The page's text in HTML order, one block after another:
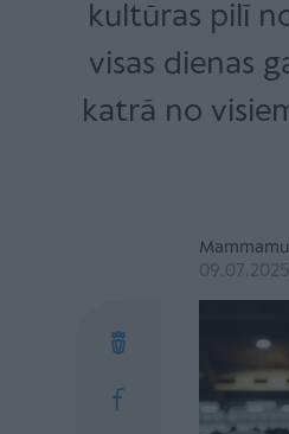
kultūras pilī
visas dienas
katrā no